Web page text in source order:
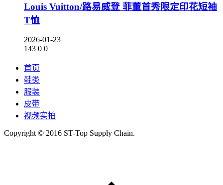
Louis Vuitton/路易威登 菲董首秀限定印花短袖
T恤
2026-01-23
143 0 0
首页
鞋类
服装
皮带
视频实拍
Copyright © 2016 ST-Top Supply Chain.